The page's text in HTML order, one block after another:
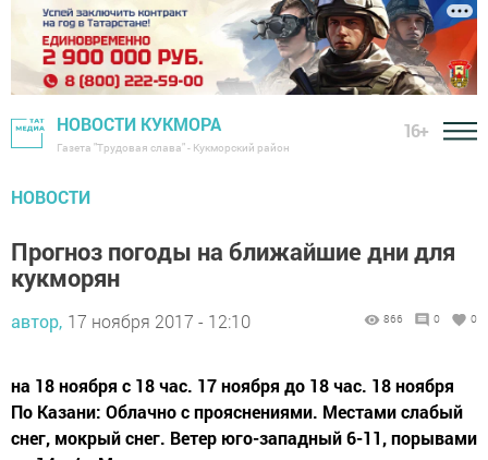
НОВОСТИ КУКМОРА
Газета "Трудовая слава" - Кукморский район
16+
НОВОСТИ
Прогноз погоды на ближайшие дни для
кукморян
автор, 17 ноября 2017 - 12:10 866 0 0
на 18 ноября с 18 час. 17 ноября до 18 час. 18 ноября
По Казани: Облачно с прояснениями. Местами слабый
снег, мокрый снег. Ветер юго-западный 6-11, порывами